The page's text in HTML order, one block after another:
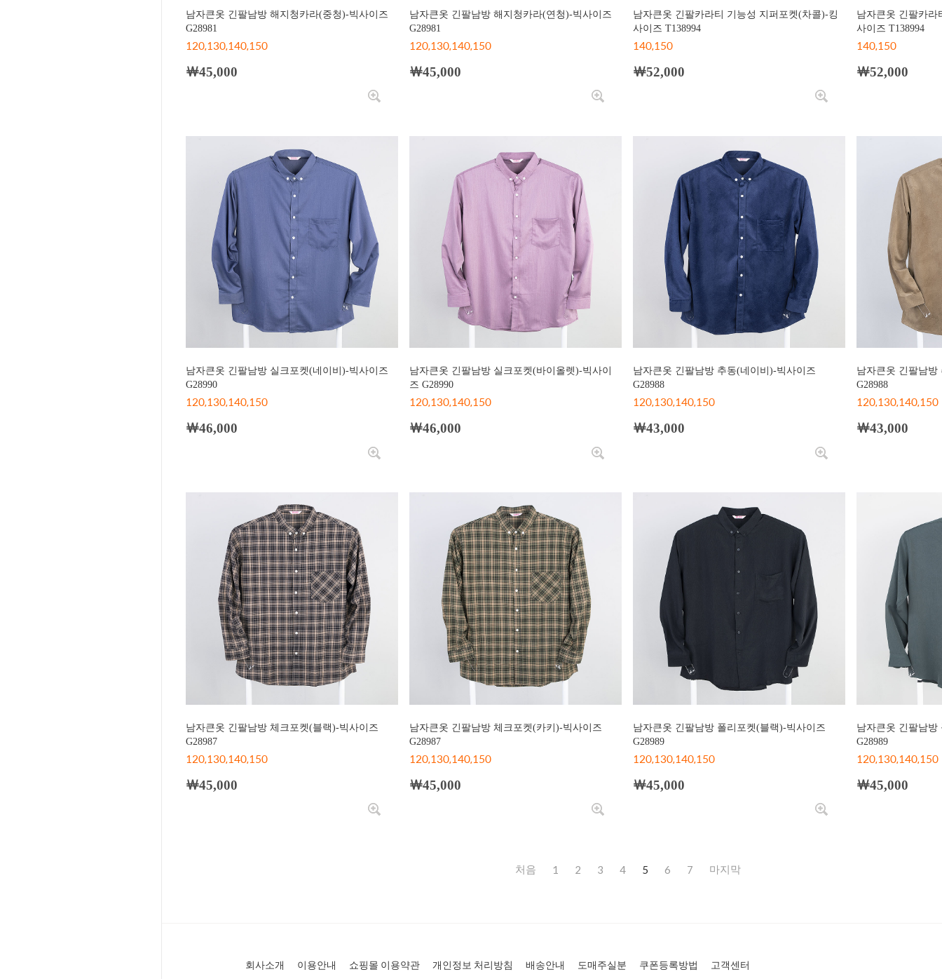
남자큰옷 긴팔남방 해지청카라(중청)-빅사이즈
G28981
120,130,140,150
￦45,000
남자큰옷 긴팔남방 해지청카라(연청)-빅사이즈
G28981
120,130,140,150
￦45,000
남자큰옷 긴팔카라티 기능성 지퍼포켓(차콜)-킹
사이즈 T138994
140,150
￦52,000
남자큰옷 긴팔카라
사이즈 T138994
140,150
￦52,000
남자큰옷 긴팔남방 실크포켓(네이비)-빅사이즈
G28990
120,130,140,150
￦46,000
남자큰옷 긴팔남방 실크포켓(바이올렛)-빅사이
즈 G28990
120,130,140,150
￦46,000
남자큰옷 긴팔남방 추동(네이비)-빅사이즈
G28988
120,130,140,150
￦43,000
남자큰옷 긴팔남방
G28988
120,130,140,150
￦43,000
남자큰옷 긴팔남방 체크포켓(블랙)-빅사이즈
G28987
120,130,140,150
￦45,000
남자큰옷 긴팔남방 체크포켓(카키)-빅사이즈
G28987
120,130,140,150
￦45,000
남자큰옷 긴팔남방 폴리포켓(블랙)-빅사이즈
G28989
120,130,140,150
￦45,000
남자큰옷 긴팔남방
G28989
120,130,140,150
￦45,000
1 2 3 4 5 6 7
회사소개 이용안내 쇼핑몰 이용약관 개인정보 처리방침 배송안내 도매주실분 쿠폰등록방법 고객센터